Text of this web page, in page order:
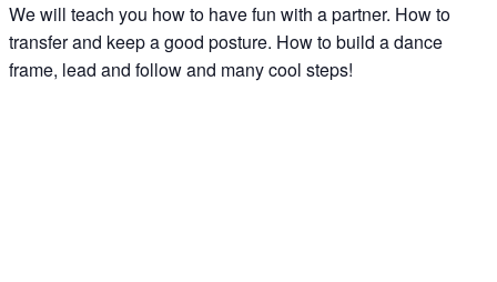
We will teach you how to have fun with a partner. How to
transfer and keep a good posture. How to build a dance
frame, lead and follow and many cool steps!